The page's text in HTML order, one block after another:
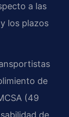
a las
los plazos
de
(49